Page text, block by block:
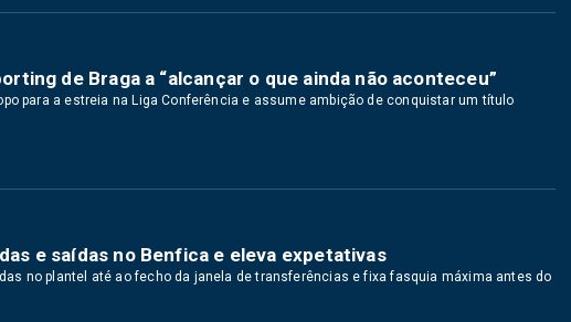
de Braga a “alcançar o que ainda não aconteceu”
para a estreia na Liga Conferência e assume ambição de conquistar um título
e saídas no Benfica e eleva expetativas
no plantel até ao fecho da janela de transferências e fixa fasquia máxima antes do